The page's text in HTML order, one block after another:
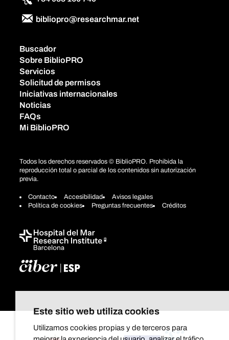
bibliopro@researchmar.net
Buscador
Sobre BiblioPRO
Servicios
Solicitud de permisos
Iniciativas internacionales
Noticias
FAQs
Mi BiblioPRO
Todos los derechos reservados © BiblioPRO. Prohibida la
reproducción total o parcial de los contenidos sin autorización
previa.
Contacto Accesibilidad
Avisos legales
Política de cookies
Preguntas frecuentes Créditos
Este sitio web utiliza cookies
Utilizamos cookies propias y de terceros para